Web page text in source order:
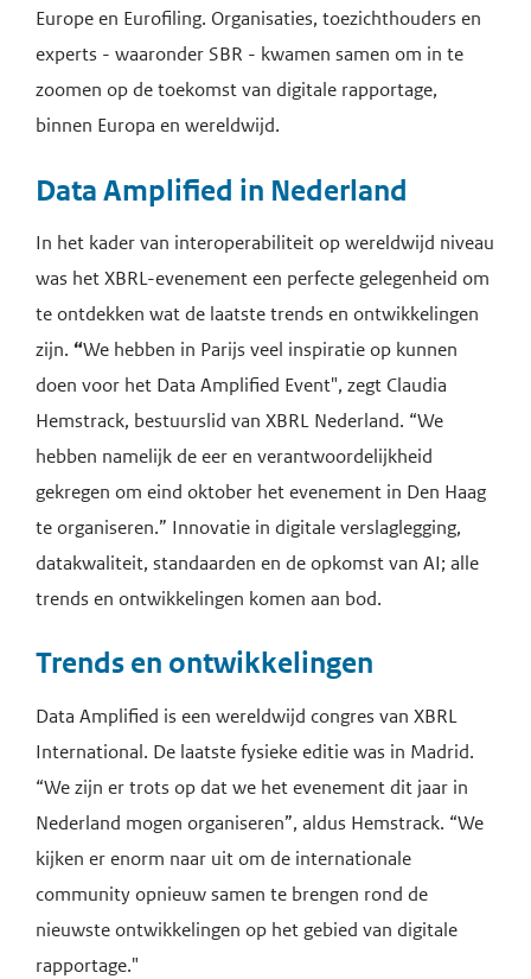
Europe en Eurofiling. Organisaties, toezichthouders en
experts - waaronder SBR - kwamen samen om in te
zoomen op de toekomst van digitale rapportage,
binnen Europa en wereldwijd.
Data Amplified in Nederland
In het kader van interoperabiliteit op wereldwijd niveau
was het XBRL-evenement een perfecte gelegenheid om
te ontdekken wat de laatste trends en ontwikkelingen
zijn. “We hebben in Parijs veel inspiratie op kunnen
doen voor het Data Amplified Event", zegt Claudia
Hemstrack, bestuurslid van XBRL Nederland. “We
hebben namelijk de eer en verantwoordelijkheid
gekregen om eind oktober het evenement in Den Haag
te organiseren.” Innovatie in digitale verslaglegging,
datakwaliteit, standaarden en de opkomst van AI; alle
trends en ontwikkelingen komen aan bod.
Trends en ontwikkelingen
Data Amplified is een wereldwijd congres van XBRL
International. De laatste fysieke editie was in Madrid.
“We zijn er trots op dat we het evenement dit jaar in
Nederland mogen organiseren”, aldus Hemstrack. “We
kijken er enorm naar uit om de internationale
community opnieuw samen te brengen rond de
nieuwste ontwikkelingen op het gebied van digitale
rapportage."